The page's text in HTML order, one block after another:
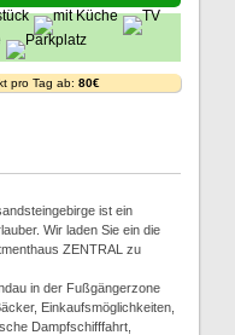
pro Tag ab: 80€
ist ein
Wir laden Sie ein die
ZENTRAL zu
in der Fußgängerzone
Einkaufsmöglichkeiten,
Dampfschifffahrt,